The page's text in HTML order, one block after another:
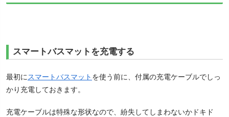
スマートバスマットを充電する
最初に スマートバスマット を使う前に、付属の充電ケーブルでしっ
かり充電しておきます。
充電ケーブルは特殊な形状なので、紛失してしまわないかドキド